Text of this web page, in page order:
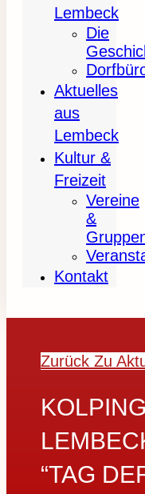
Lembeck
Die
Aktuelles
aus
Lembeck
Kultur &
Freizeit
Vereine
&
Kontakt
Zurück Zu
“TAG